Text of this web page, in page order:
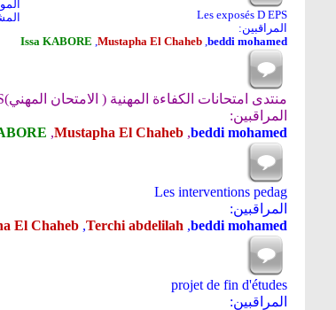
Les exposés D EPS
المراقبين:
beddi mohamed
,
Mustapha El Chaheb
,
Issa KABORE
منتدى امتحانات الكفاءة المهنية ( الامتحان المهني)EPS
المراقبين:
beddi mohamed
,
Mustapha El Chaheb
,
Les interventions pedag
المراقبين:
beddi mohamed
,
Terchi abdelilah
,
El Chaheb
projet de fin d'études
المراقبين: